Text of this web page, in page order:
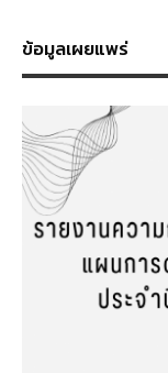
ข้อมูลเผยแพร่